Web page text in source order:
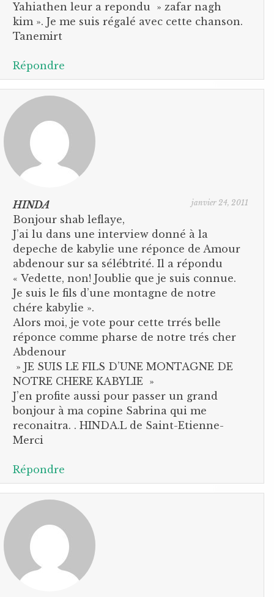
Yahiathen leur a repondu » zafar nagh
kim ». Je me suis régalé avec cette chanson.
Tanemirt
Répondre
HINDA janvier 24, 2011
Bonjour shab leflaye,
J’ai lu dans une interview donné à la
depeche de kabylie une réponce de Amour
abdenour sur sa sélébtrité. Il a répondu
« Vedette, non! Joublie que je suis connue.
Je suis le fils d’une montagne de notre
chére kabylie ».
Alors moi, je vote pour cette trrés belle
réponce comme pharse de notre trés cher
Abdenour
» JE SUIS LE FILS D’UNE MONTAGNE DE
NOTRE CHERE KABYLIE »
J’en profite aussi pour passer un grand
bonjour à ma copine Sabrina qui me
reconaitra. . HINDA.L de Saint-Etienne-
Merci
Répondre